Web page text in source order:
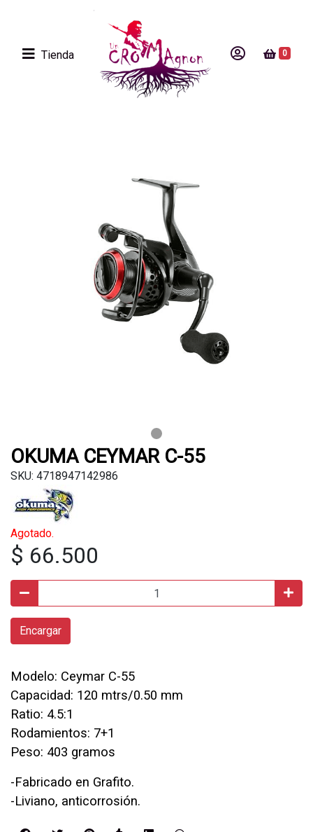
Tienda 0
OKUMA CEYMAR C-55
SKU: 4718947142986
Agotado.
$ 66.500
Encargar
Modelo: Ceymar C-55
Capacidad: 120 mtrs/0.50 mm
Ratio: 4.5:1
Rodamientos: 7+1
Peso: 403 gramos
-Fabricado en Grafito.
-Liviano, anticorrosión.